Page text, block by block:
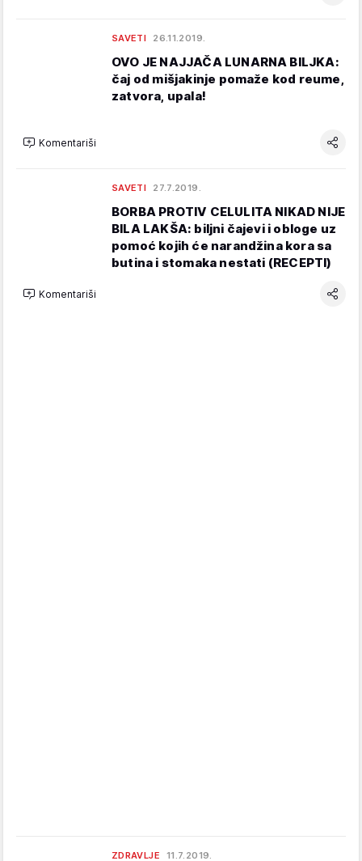
SAVETI 26.11.2019.
OVO JE NAJJAČA LUNARNA BILJKA:
čaj od mišjakinje pomaže kod reume,
zatvora, upala!
Komentariši
SAVETI 27.7.2019.
BORBA PROTIV CELULITA NIKAD NIJE
BILA LAKŠA: biljni čajevi i obloge uz
pomoć kojih će narandžina kora sa
butina i stomaka nestati (RECEPTI)
Komentariši
ZDRAVLJE 11.7.2019.